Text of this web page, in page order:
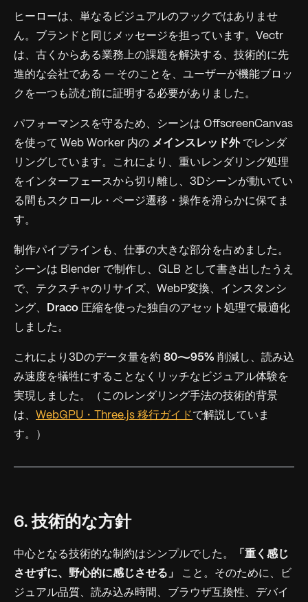
ヒーローは、単なるビジュアルのフックではありませ
ん。ブランドと同じメッセージを担っています。Vectr
は、古くからある業務上の課題を解決する、技術的に先
進的な会社である — そのことを、ユーザーが機能ブロッ
クを一つも読む前に証明する必要がありました。
パフォーマンスを守るため、シーンは OffscreenCanvas
を使って Web Worker 内の メインスレッド外でレンダ
リングしています。これにより、重いレンダリング処理
をインターフェースから切り離し、3Dシーンが動いてい
る間もスクロール・ページ遷移・操作を滑らかに保てま
す。
制作パイプラインも、仕事の大きな部分を占めました。
シーンは Blender で制作し、GLB として書き出したうえ
で、テクスチャのリサイズ、WebP変換、インスタンシ
ング、
Draco 圧縮を使った独自のアセット処理で最適化
しました。
これにより3Dのデータ量を約 80〜95% 削減し、読み込
み速度を犠牲にすることなくリッチなビジュアル体験を
実現しました。（このレンダリング手法の技術的背景
は、 WebGPU・Three.js 移行ガイド で解説していま
す。）
6. 技術的な方針
中心となる技術的な制約はシンプルでした。
「重く感じ
させずに、野心的に感じさせる」
こと。そのために、ビ
ジュアル品質、読み込み時間、ブラウザ互換性、デバイ